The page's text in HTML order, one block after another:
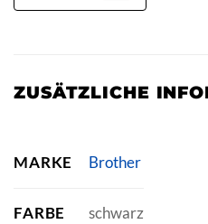
ZUSÄTZLICHE
MARKE Brother
FARBE schwarz